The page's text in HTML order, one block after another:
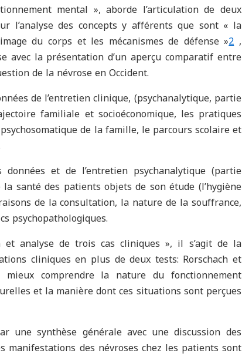
mental », aborde l’articulation de deux
l’analyse des concepts y afférents que sont « la
du corps et les mécanismes de défense »2,
avec la présentation d’un aperçu comparatif entre
de la névrose en Occident.
de l’entretien clinique, (psychanalytique, partie
familiale et socioéconomique, les pratiques
de la famille, le parcours scolaire et
et de l’entretien psychanalytique (partie
santé des patients objets de son étude (l’hygiène
de la consultation, la nature de la souffrance,
psychopathologiques.
analyse de trois cas cliniques », il s’agit de la
cliniques en plus de deux tests: Rorschach et
comprendre la nature du fonctionnement
et la manière dont ces situations sont perçues
une synthèse générale avec une discussion des
manifestations des névroses chez les patients sont